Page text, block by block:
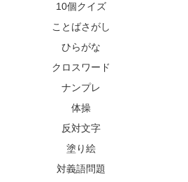
10個クイズ
ことばさがし
ひらがな
クロスワード
ナンプレ
体操
反対文字
塗り絵
対義語問題